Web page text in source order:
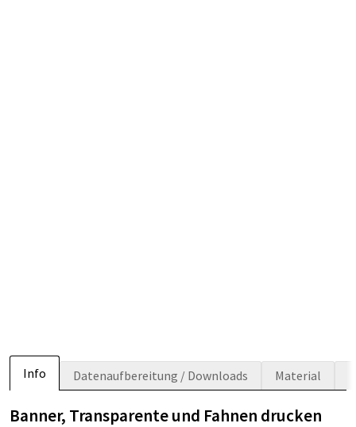
Info Datenaufbereitung / Downloads Material
Banner, Transparente und Fahnen drucken